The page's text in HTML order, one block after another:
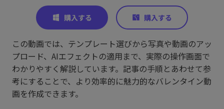
この動画では、テンプレート選びから写真や動画のアッ
プロード、AIエフェクトの適用まで、実際の操作画面で
わかりやすく解説しています。記事の手順とあわせて参
考にすることで、より効率的に魅力的なバレンタイン動
画を作成できます。